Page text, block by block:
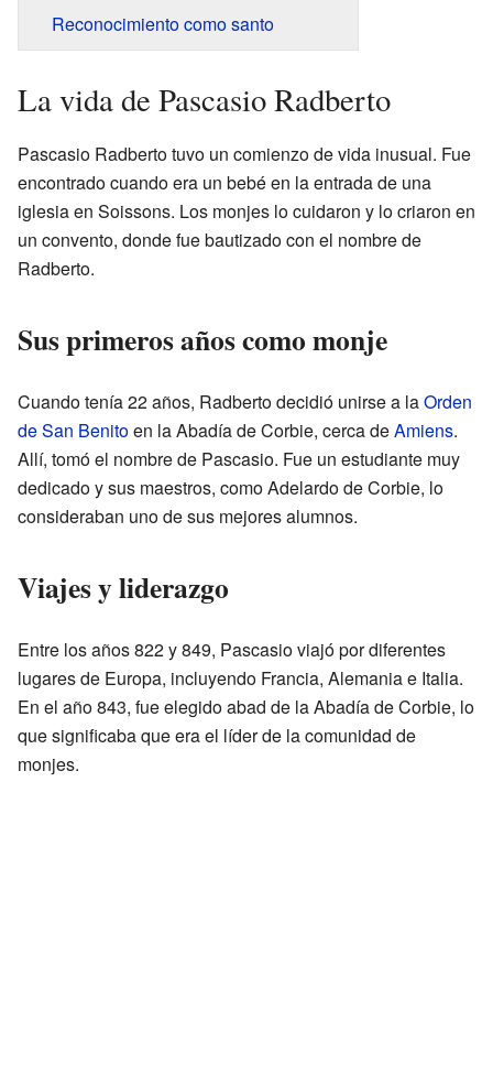
Reconocimiento como santo
La vida de Pascasio Radberto
Pascasio Radberto tuvo un comienzo de vida inusual. Fue
encontrado cuando era un bebé en la entrada de una
iglesia en Soissons. Los monjes lo cuidaron y lo criaron en
un convento, donde fue bautizado con el nombre de
Radberto.
Sus primeros años como monje
Cuando tenía 22 años, Radberto decidió unirse a laOrden
de San Benitoen la Abadía de Corbie, cerca deAmiens.
Allí, tomó el nombre de Pascasio. Fue un estudiante muy
dedicado y sus maestros, como Adelardo de Corbie, lo
consideraban uno de sus mejores alumnos.
Viajes y liderazgo
Entre los años 822 y 849, Pascasio viajó por diferentes
lugares de Europa, incluyendo Francia, Alemania e Italia.
En el año 843, fue elegido abad de la Abadía de Corbie, lo
que significaba que era el líder de la comunidad de
monjes.